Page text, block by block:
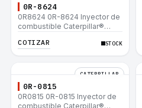
0R-8624
0R8624 0R-8624 Inyector de
combustible Caterpillar®
657E 631E 988F II
COTIZAR STOCK
CATERPILLAR
0R-0815
0R0815 0R-0815 Inyector de
combustible Caterpillar®